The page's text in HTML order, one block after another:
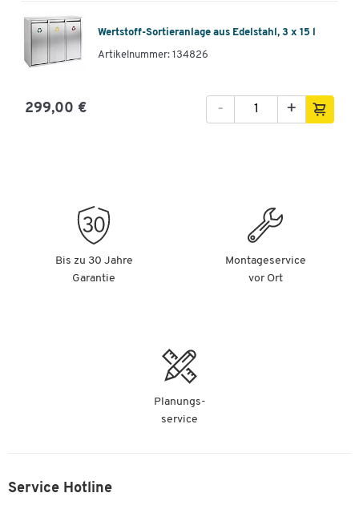
Wertstoff-Sortieranlage aus Edelstahl, 3 x 15 l
Artikelnummer: 134826
299,00 € +
-
Bis zu 30 Jahre
Garantie
Montageservice
vor Ort
Planungs-
service
Service Hotline